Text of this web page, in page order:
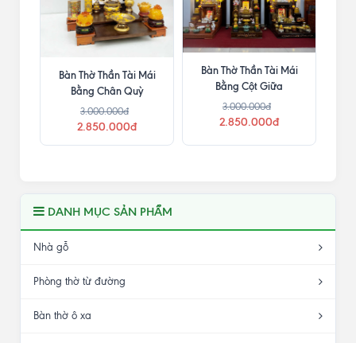
Bàn Thờ Thần Tài Mái
Bằng Chân Quỳ
3.000.000đ
2.850.000đ
Bàn Thờ Thần Tài Mái
Bằng Cột Giữa
3.000.000đ
2.850.000đ
DANH MỤC SẢN PHẨM
Nhà gỗ
Phòng thờ từ đường
Bàn thờ ô xa